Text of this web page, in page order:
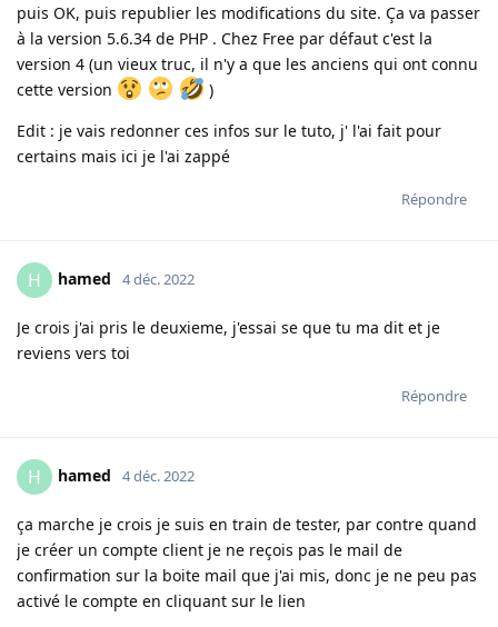
puis OK, puis republier les modifications du site. Ça va passer
à la version 5.6.34 de PHP . Chez Free par défaut c'est la
version 4 (un vieux truc, il n'y a que les anciens qui ont connu
cette version
)
Edit : je vais redonner ces infos sur le tuto, j' l'ai fait pour
certains mais ici je l'ai zappé
Répondre
H hamed 4 déc. 2022
Je crois j'ai pris le deuxieme, j'essai se que tu ma dit et je
reviens vers toi
Répondre
H hamed 4 déc. 2022
ça marche je crois je suis en train de tester, par contre quand
je créer un compte client je ne reçois pas le mail de
confirmation sur la boite mail que j'ai mis, donc je ne peu pas
activé le compte en cliquant sur le lien